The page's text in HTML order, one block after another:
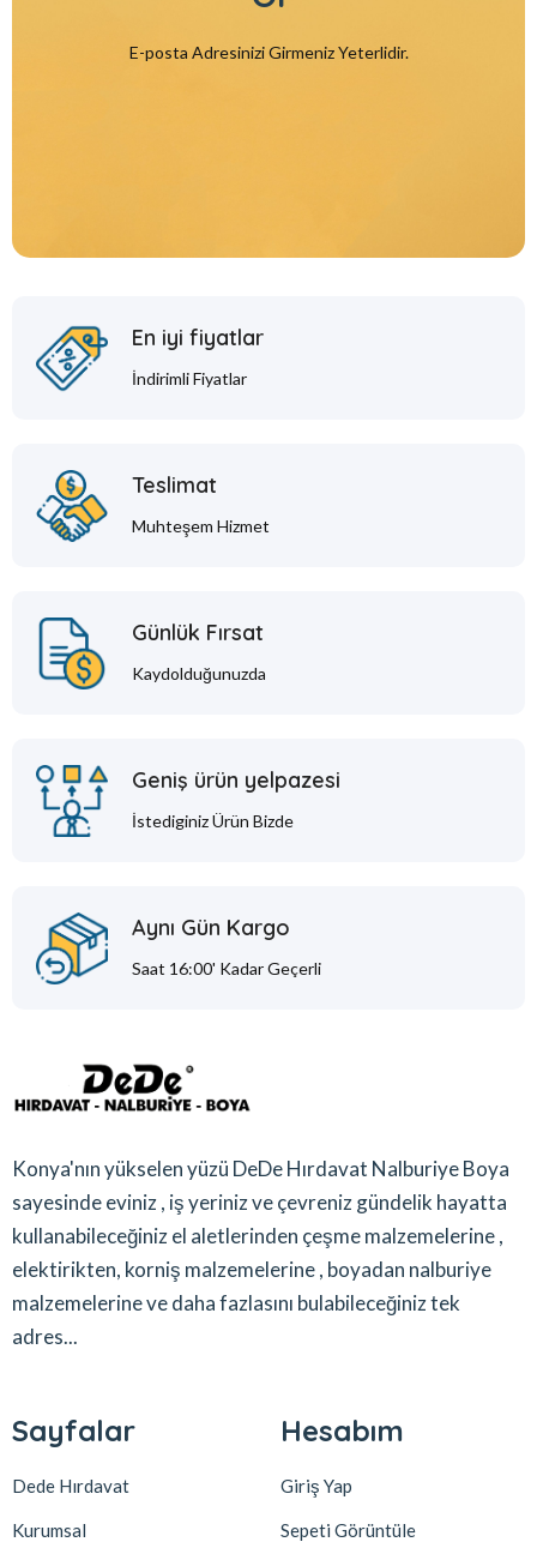
E-posta Adresinizi Girmeniz Yeterlidir.
En iyi fiyatlar
İndirimli Fiyatlar
Teslimat
Muhteşem Hizmet
Günlük Fırsat
Kaydolduğunuzda
Geniş ürün yelpazesi
İstediginiz Ürün Bizde
Aynı Gün Kargo
Saat 16:00' Kadar Geçerli
Konya'nın yükselen yüzü DeDe Hırdavat Nalburiye Boya
sayesinde eviniz , iş yeriniz ve çevreniz gündelik hayatta
kullanabileceğiniz el aletlerinden çeşme malzemelerine ,
elektirikten, korniş malzemelerine , boyadan nalburiye
malzemelerine ve daha fazlasını bulabileceğiniz tek
adres...
Sayfalar
Dede Hırdavat
Kurumsal
Hesabım
Giriş Yap
Sepeti Görüntüle